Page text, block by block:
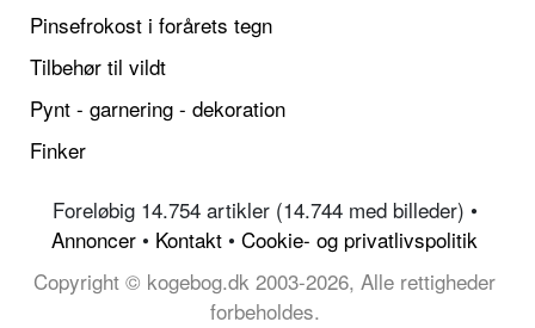
Pinsefrokost i forårets tegn
Tilbehør til vildt
Pynt - garnering - dekoration
Finker
Foreløbig 14.754 artikler (14.744 med billeder) •
Annoncer • Kontakt • Cookie- og privatlivspolitik
Copyright © kogebog.dk 2003-2026, Alle rettigheder
forbeholdes.